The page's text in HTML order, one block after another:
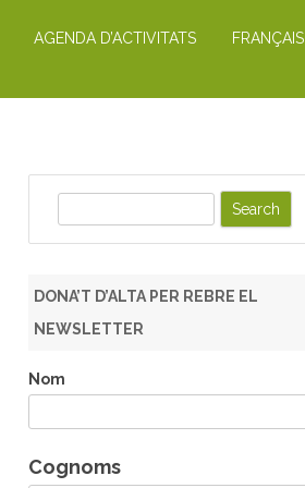
AGENDA D’ACTIVITATS FRANÇAIS
h
DONA’T D’ALTA PER REBRE EL
NEWSLETTER
Nom
Cognoms